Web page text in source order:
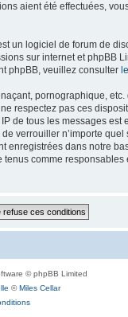
aient été effectuées,
un logiciel de forum de
sur internet et phpBB
phpBB, veuillez consulter
pornographique,
respectez pas ces
de tous les messages
verrouiller n’importe
dans notre
comme
© phpBB Limited
©Miles Cellar